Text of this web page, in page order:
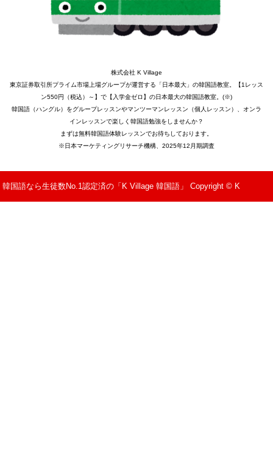
株式会社 K Village
東京証券取引所プライム市場上場グループが運営する「日本最大」の韓国語教室。【1レッス
ン550円（税込）～】で【入学金ゼロ】の日本最大の韓国語教室。(※)
韓国語（ハングル）をグループレッスンやマンツーマンレッスン（個人レッスン）、オンラ
インレッスンで楽しく韓国語勉強をしませんか？
まずは無料韓国語体験レッスンでお待ちしております。
※日本マーケティングリサーチ機構、2025年12月期調査
韓国語なら生徒数No.1認定済の「K Village 韓国語」 Copyright © K